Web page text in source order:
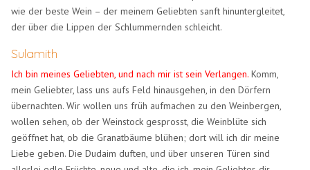
wie der beste Wein – der meinem Geliebten sanft hinuntergleitet,
der über die Lippen der Schlummernden schleicht.
Sulamith
Ich bin meines Geliebten, und nach mir ist sein Verlangen.Komm,
mein Geliebter, lass uns aufs Feld hinausgehen, in den Dörfern
übernachten. Wir wollen uns früh aufmachen zu den Weinbergen,
wollen sehen, ob der Weinstock gesprosst, die Weinblüte sich
geöffnet hat, ob die Granatbäume blühen; dort will ich dir meine
Liebe geben. Die Dudaim duften, und über unseren Türen sind